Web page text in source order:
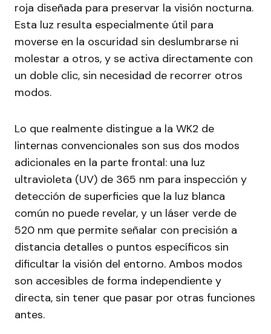
roja diseñada para preservar la visión nocturna.
Esta luz resulta especialmente útil para
moverse en la oscuridad sin deslumbrarse ni
molestar a otros, y se activa directamente con
un doble clic, sin necesidad de recorrer otros
modos.
Lo que realmente distingue a la WK2 de
linternas convencionales son sus dos modos
adicionales en la parte frontal: una luz
ultravioleta (UV) de 365 nm para inspección y
detección de superficies que la luz blanca
común no puede revelar, y un láser verde de
520 nm que permite señalar con precisión a
distancia detalles o puntos específicos sin
dificultar la visión del entorno. Ambos modos
son accesibles de forma independiente y
directa, sin tener que pasar por otras funciones
antes.